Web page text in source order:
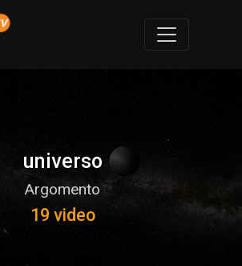
universo
Argomento
19 video